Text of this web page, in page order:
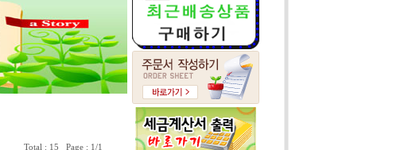
Total : 15 Page : 1/1